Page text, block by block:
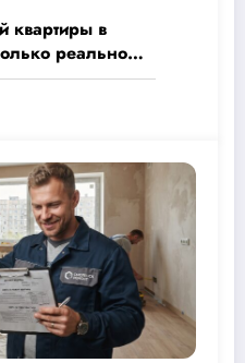
квартиры в
реально
— полный